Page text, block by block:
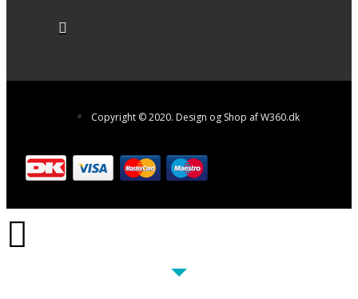
Copyright © 2020. Design og Shop af W360.dk